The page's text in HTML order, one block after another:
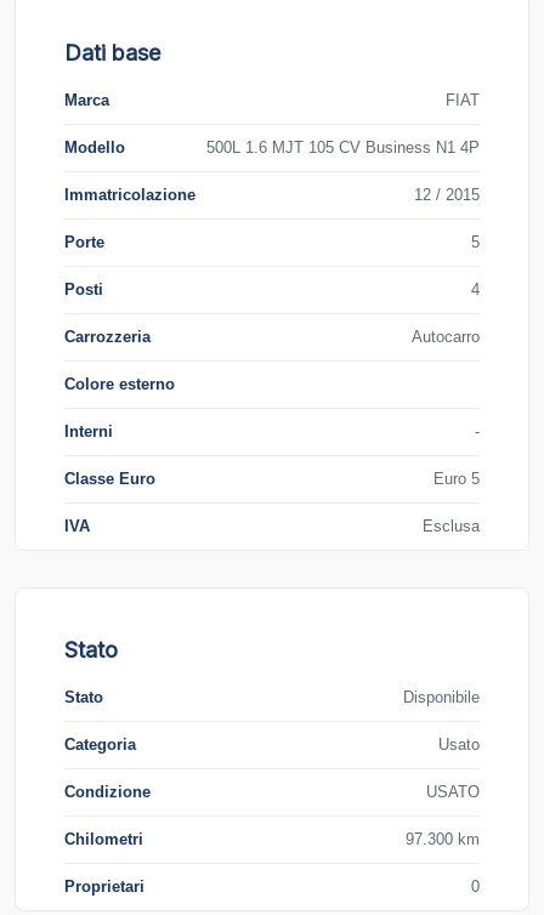
Dati base
Marca FIAT
Modello 500L 1.6 MJT 105 CV Business N1 4P
Immatricolazione 12 / 2015
Porte 5
Posti 4
Carrozzeria Autocarro
Colore esterno
Interni -
Classe Euro Euro 5
IVA Esclusa
Stato
Stato Disponibile
Categoria Usato
Condizione USATO
Chilometri 97.300 km
Proprietari 0